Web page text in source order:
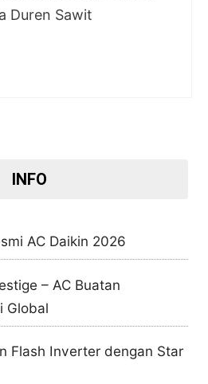
Duren Sawit
INFO
AC Daikin 2026
– AC Buatan
Global
Flash Inverter dengan Star